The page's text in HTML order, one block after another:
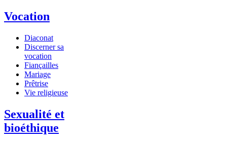
Vocation
Diaconat
Discerner sa
vocation
Fiançailles
Mariage
Prêtrise
Vie religieuse
Sexualité et
bioéthique